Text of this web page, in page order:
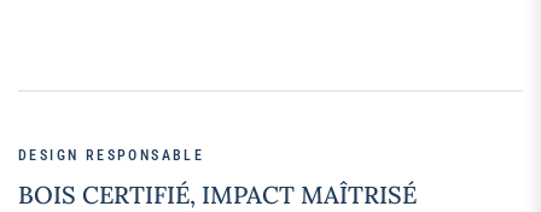
DESIGN RESPONSABLE
BOIS CERTIFIÉ, IMPACT MAÎTRISÉ